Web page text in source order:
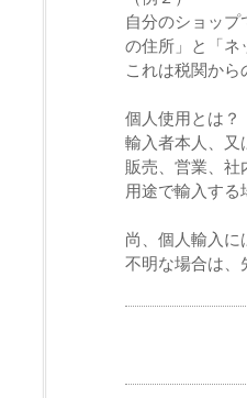
自分のショッ
の住所」と「ネ
これは税関か
個人使用とは？
輸入者本人、又
販売、営業、社
用途で輸入す
尚、個人輸入に
不明な場合は、